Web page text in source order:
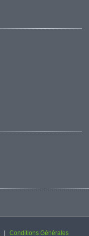
Conditions Générales